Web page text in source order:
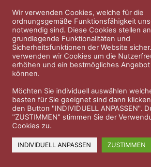
Impressum
Datenschutzerklärung
Wir verwenden Cookies, welche für die
ordnungsgemäße Funktionsfähigkeit
notwendig sind. Diese Cookies stellen
grundlegende Funktionalitäten und
Sicherheitsfunktionen der Website
verwenden wir Cookies um die
erhöhen und ein bestmögliches
können.
Möchten Sie individuell auswählen
besten für Sie geeignet sind dann
den Button "INDIVIDUELL ANPASSEN".
"ZUSTIMMEN" stimmen Sie der
Cookies zu.
INDIVIDUELL ANPASSEN ZUSTIMMEN